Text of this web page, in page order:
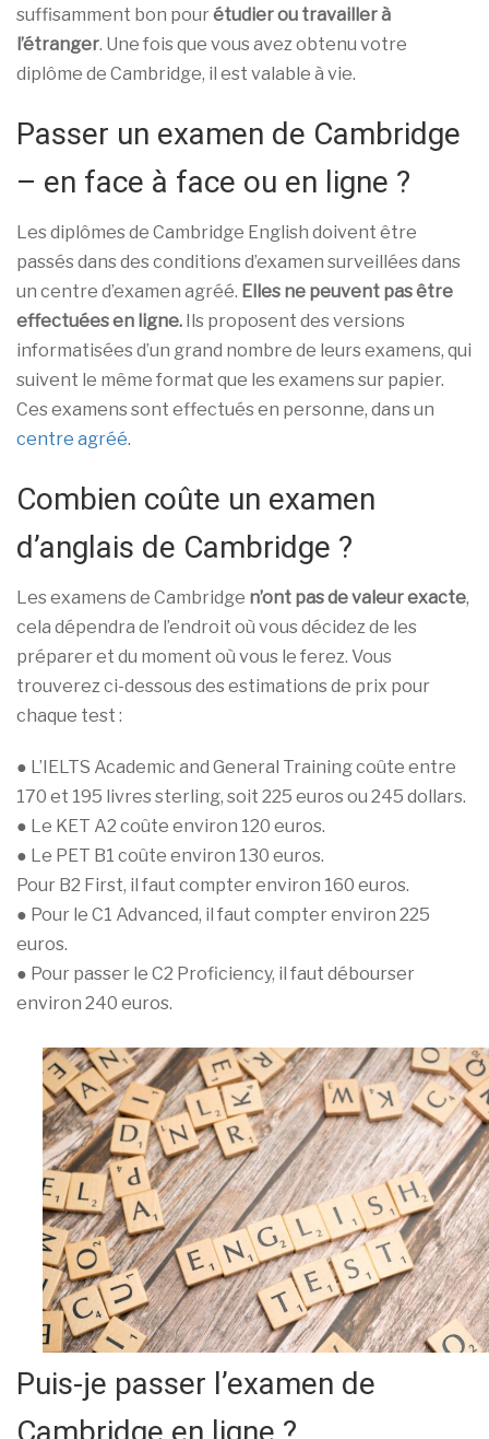
suffisamment bon pourétudier ou travailler à
l’étranger. Une fois que vous avez obtenu votre
diplôme de Cambridge, il est valable à vie.
Passer un examen de Cambridge
– en face à face ou en ligne ?
Les diplômes de Cambridge English doivent être
passés dans des conditions d’examen surveillées dans
un centre d’examen agréé. Elles ne peuvent pas être
effectuées en ligne.
Ils proposent des versions
informatisées d’un grand nombre de leurs examens, qui
suivent le même format que les examens sur papier.
Ces examens sont effectués en personne, dans un
centre agréé.
Combien coûte un examen
d’anglais de Cambridge ?
Les examens de Cambridge n’ont pas de valeur exacte,
cela dépendra de l’endroit où vous décidez de les
préparer et du moment où vous le ferez. Vous
trouverez ci-dessous des estimations de prix pour
chaque test :
● L’IELTS Academic and General Training coûte entre
170 et 195 livres sterling, soit 225 euros ou 245 dollars.
● Le KET A2 coûte environ 120 euros.
● Le PET B1 coûte environ 130 euros.
Pour B2 First, il faut compter environ 160 euros.
● Pour le C1 Advanced, il faut compter environ 225
euros.
● Pour passer le C2 Proficiency, il faut débourser
environ 240 euros.
Puis-je passer l’examen de